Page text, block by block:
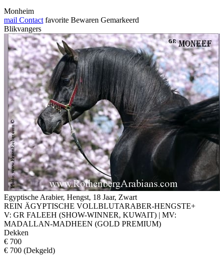
Monheim
mail Contact favorite Bewaren Gemarkeerd
Blikvangers
Egyptische Arabier, Hengst, 18 Jaar, Zwart
REIN ÄGYPTISCHE VOLLBLUTARABER-HENGSTE+
V: GR FALEEH (SHOW-WINNER, KUWAIT) | MV:
MADALLAN-MADHEEN (GOLD PREMIUM)
Dekken
€ 700
€ 700 (Dekgeld)